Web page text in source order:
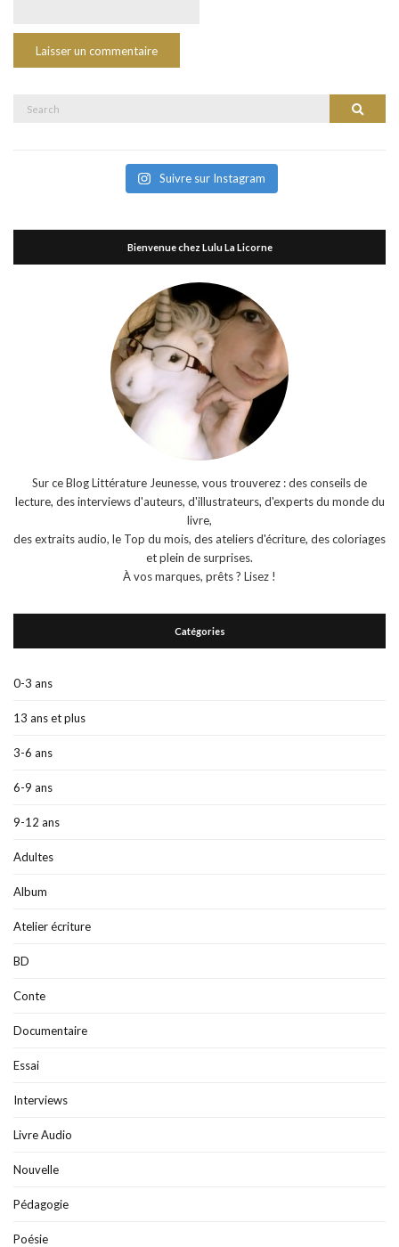
Search
Suivre sur Instagram
Bienvenue chez Lulu La Licorne
Sur ce Blog Littérature Jeunesse, vous trouverez : des conseils de
lecture, des interviews d'auteurs, d'illustrateurs, d'experts du monde du
livre,
des extraits audio, le Top du mois, des ateliers d'écriture, des coloriages
et plein de surprises.
À vos marques, prêts ? Lisez !
Catégories
0-3 ans
13 ans et plus
3-6 ans
6-9 ans
9-12 ans
Adultes
Album
Atelier écriture
BD
Conte
Documentaire
Essai
Interviews
Livre Audio
Nouvelle
Pédagogie
Poésie